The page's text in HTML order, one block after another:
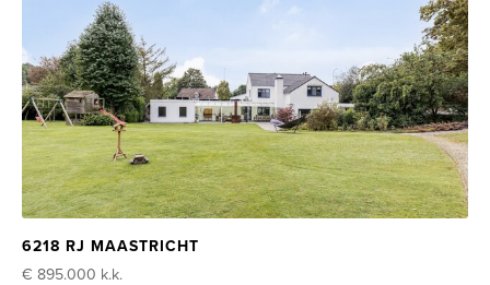
6218 RJ MAASTRICHT
€ 895.000 k.k.